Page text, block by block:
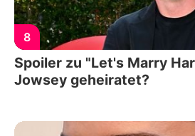
8
Spoiler zu "Let's Marry
Jowsey geheiratet?